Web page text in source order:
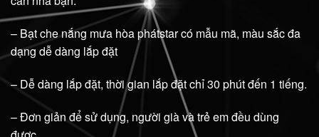
– Bạt che nắng mưa hòa phátstar có mẫu mã, màu sắc đa
dạng dễ dàng lắp đặt
– Dễ dàng lắp đặt, thời gian lắp đặt chỉ 30 phút đến 1 tiếng.
– Đơn giản để sử dụng, người già và trẻ em đều dùng